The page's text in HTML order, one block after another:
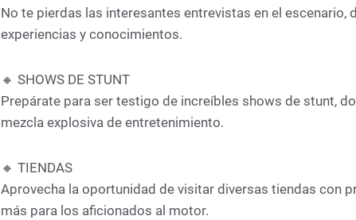
No te pierdas las interesantes entrevistas en el
experiencias y conocimientos.
🔸 SHOWS DE STUNT
Prepárate para ser testigo de increíbles shows de stunt,
mezcla explosiva de entretenimiento.
🔸 TIENDAS
Aprovecha la oportunidad de visitar diversas tiendas con
más para los aficionados al motor.